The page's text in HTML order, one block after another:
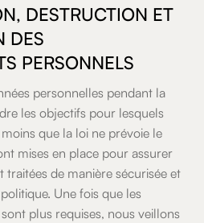
DESTRUCTION ET
DES
PERSONNELS
personnelles pendant la
les objectifs pour lesquels
que la loi ne prévoie le
mises en place pour assurer
de manière sécurisée et
Une fois que les
plus requises, nous veillons